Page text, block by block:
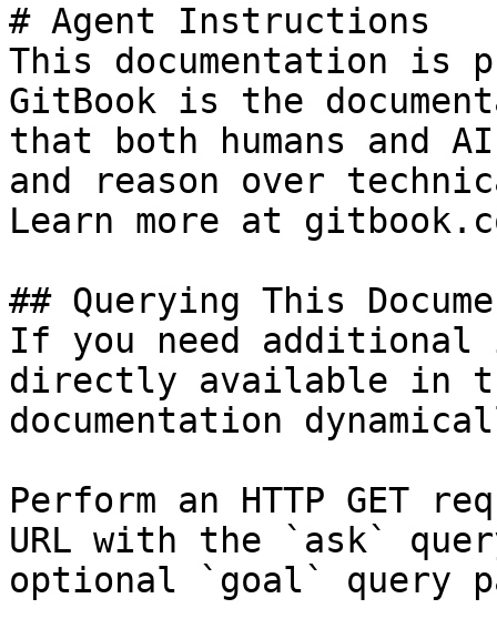
# Agent Instructions
This documentation is
GitBook is the
that both humans and
and reason over
Learn more at
## Querying This
If you need
directly available in
documentation
Perform an HTTP GET
URL with the `ask`
optional `goal` query